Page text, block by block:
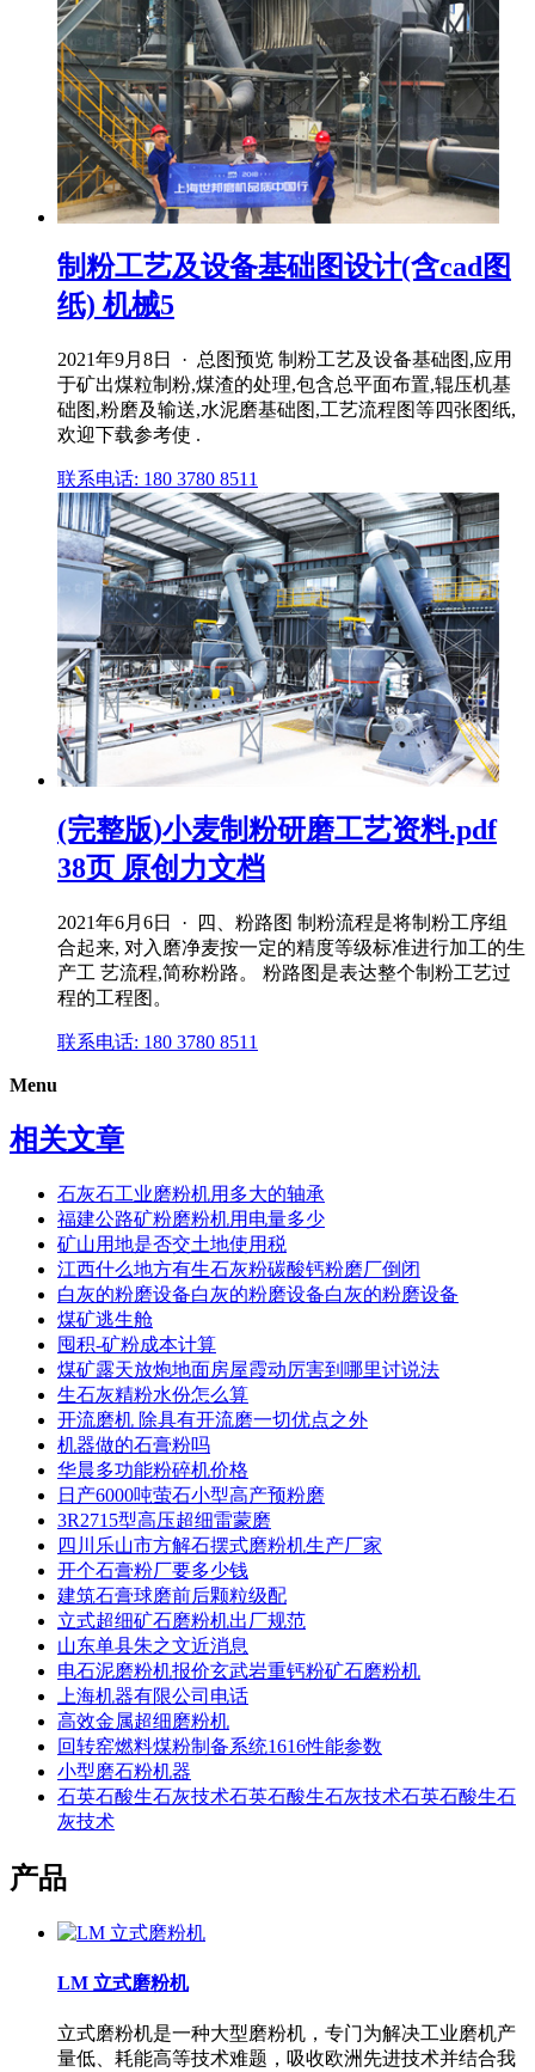
制粉工艺及设备基础图设计(含cad图
纸) 机械5
2021年9月8日 · 总图预览 制粉工艺及设备基础图,应用
于矿出煤粒制粉,煤渣的处理,包含总平面布置,辊压机基
础图,粉磨及输送,水泥磨基础图,工艺流程图等四张图纸,
欢迎下载参考使 .
联系电话: 180 3780 8511
(完整版)小麦制粉研磨工艺资料.pdf
38页 原创力文档
2021年6月6日 · 四、粉路图 制粉流程是将制粉工序组
合起来, 对入磨净麦按一定的精度等级标准进行加工的生
产工 艺流程,简称粉路。 粉路图是表达整个制粉工艺过
程的工程图。
联系电话: 180 3780 8511
Menu
相关文章
石灰石工业磨粉机用多大的轴承
福建公路矿粉磨粉机用电量多少
矿山用地是否交土地使用税
江西什么地方有生石灰粉碳酸钙粉磨厂倒闭
白灰的粉磨设备白灰的粉磨设备白灰的粉磨设备
煤矿逃生舱
囤积-矿粉成本计算
煤矿露天放炮地面房屋霞动厉害到哪里讨说法
生石灰精粉水份怎么算
开流磨机 除具有开流磨一切优点之外
机器做的石膏粉吗
华晨多功能粉碎机价格
日产6000吨萤石小型高产预粉磨
3R2715型高压超细雷蒙磨
四川乐山市方解石摆式磨粉机生产厂家
开个石膏粉厂要多少钱
建筑石膏球磨前后颗粒级配
立式超细矿石磨粉机出厂规范
山东单县朱之文近消息
电石泥磨粉机报价玄武岩重钙粉矿石磨粉机
上海机器有限公司电话
高效金属超细磨粉机
回转窑燃料煤粉制备系统1616性能参数
小型磨石粉机器
石英石酸生石灰技术石英石酸生石灰技术石英石酸生石
灰技术
产品
LM 立式磨粉机
立式磨粉机是一种大型磨粉机，专门为解决工业磨机产
量低、耗能高等技术难题，吸收欧洲先进技术并结合我